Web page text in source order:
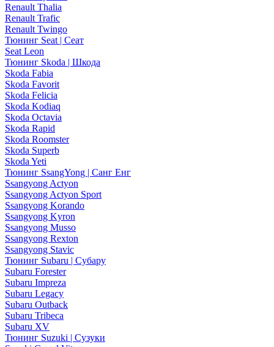
Renault Thalia
Renault Trafic
Renault Twingo
Тюнинг Seat | Сеат
Seat Leon
Тюнинг Skoda | Шкода
Skoda Fabia
Skoda Favorit
Skoda Felicia
Skoda Kodiaq
Skoda Octavia
Skoda Rapid
Skoda Roomster
Skoda Superb
Skoda Yeti
Тюнинг SsangYong | Санг Енг
Ssangyong Actyon
Ssangyong Actyon Sport
Ssangyong Korando
Ssangyong Kyron
Ssangyong Musso
Ssangyong Rexton
Ssangyong Stavic
Тюнинг Subaru | Субару
Subaru Forester
Subaru Impreza
Subaru Legacy
Subaru Outback
Subaru Tribeca
Subaru XV
Тюнинг Suzuki | Сузуки